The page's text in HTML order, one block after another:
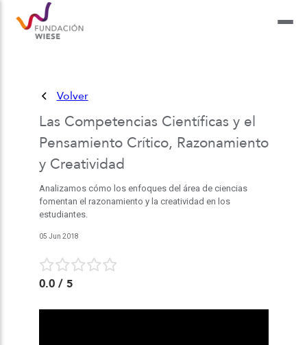
Volver
Las Competencias Científicas y el
Pensamiento Crítico, Razonamiento
y Creatividad
Analizamos cómo los enfoques del área de ciencias
fomentan el razonamiento y la creatividad en los
estudiantes.
05 Jun 2018
0.0/ 5